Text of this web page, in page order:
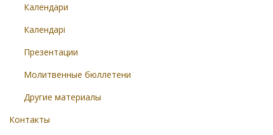
Календари
Календарі
Презентации
Молитвенные бюллетени
Другие материалы
Контакты